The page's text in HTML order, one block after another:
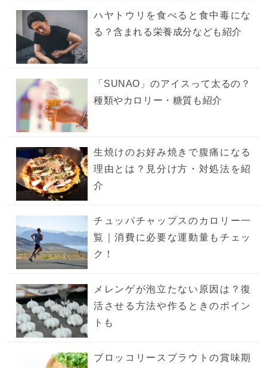
ハヤトウリを食べると食中毒にな
る？含まれる栄養成分なども紹介
「SUNAO」のアイスって太るの？
種類やカロリー・糖質も紹介
生焼けのお好み焼きで腹痛になる
理由とは？見分け方・対処法を紹
介
チュッパチャップスのカロリー一
覧｜消費に必要な運動量もチェッ
ク！
メレンゲが泡立たない原因は？復
活させる方法や作るときのポイン
トも
ブロッコリースプラウトの賞味期